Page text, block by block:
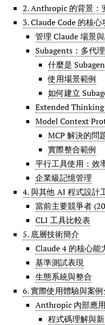
2. Anthropic 的背景：
3. Claude Code 的核
管理 Claude 場景
Subagents：多代
什麼是
使用場景範例
如何建立
Extended
Model Context
MCP 解決的問
實際整合範例
平行工具使用：效
企業級記憶管理
4. 與其他 AI 程式設計
當前主要競爭者
CLI 工具比較表
5. 底層技術簡介
Claude 4 的核心能
基準測試表現
生態系統與整合
6. 實際使用體驗與案
Anthropic 內部應
程式碼理解與